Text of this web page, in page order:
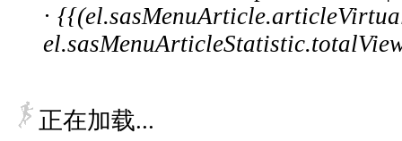
·
正在加载...